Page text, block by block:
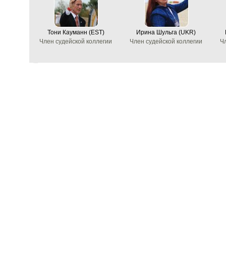
Тони Кауманн (EST)
Член судейской коллегии
Ирина Шульга (UKR)
Член судейской коллегии